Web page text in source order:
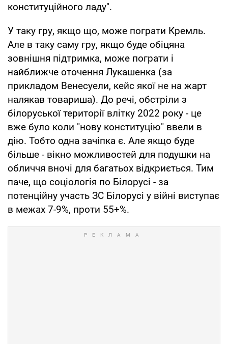
конституційного ладу".
У таку гру, якщо що, може пограти Кремль.
Але в таку саму гру, якщо буде обіцяна
зовнішня підтримка, може пограти і
найближче оточення Лукашенка (за
прикладом Венесуели, кейс якої не на жарт
налякав товариша). До речі, обстріли з
білоруської території влітку 2022 року - це
вже було коли "нову конституцію" ввели в
дію. Тобто одна зачіпка є. Але якщо буде
більше - вікно можливостей для подушки на
обличчя вночі для багатьох відкриється. Тим
паче, що соціологія по Білорусі - за
потенційну участь ЗС Білорусі у війні виступає
в межах 7-9%, проти 55+%.